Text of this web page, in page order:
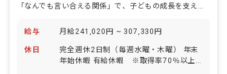
「なんでも言い合える関係」で、子どもの成長を支える療育。
給与 月給241,020円 ~ 307,330円
休日
完全週休2日制（毎週水曜・木曜） 年末
年始休暇 有給休暇 ※取得率70％以上